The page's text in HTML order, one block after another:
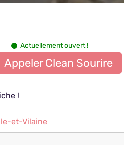
Actuellement ouvert !
Appeler Clean Sourire
!
et-Vilaine